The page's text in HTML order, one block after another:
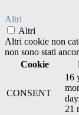
Altri
Altri
Altri cookie non
non sono stati
Cookie
CONSENT
16
21